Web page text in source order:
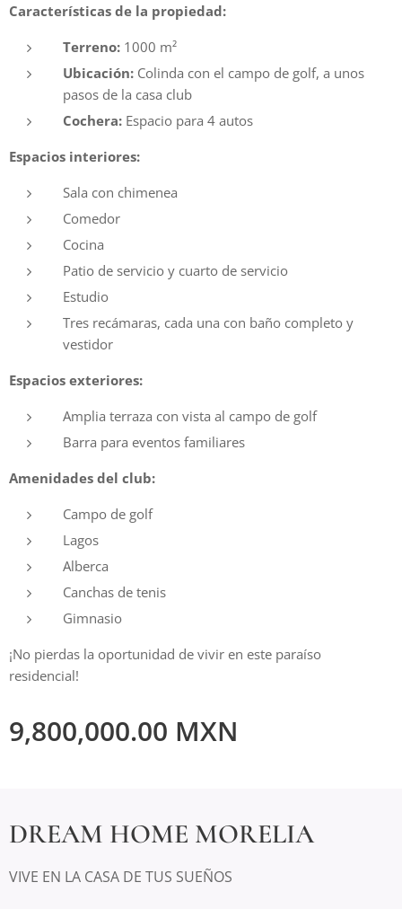
Características de la propiedad:
Terreno: 1000 m²
Ubicación: Colinda con el campo de golf, a unos
pasos de la casa club
Cochera: Espacio para 4 autos
Espacios interiores:
Sala con chimenea
Comedor
Cocina
Patio de servicio y cuarto de servicio
Estudio
Tres recámaras, cada una con baño completo y
vestidor
Espacios exteriores:
Amplia terraza con vista al campo de golf
Barra para eventos familiares
Amenidades del club:
Campo de golf
Lagos
Alberca
Canchas de tenis
Gimnasio
¡No pierdas la oportunidad de vivir en este paraíso
residencial!
9,800,000.00 MXN
DREAM HOME MORELIA
VIVE EN LA CASA DE TUS SUEÑOS